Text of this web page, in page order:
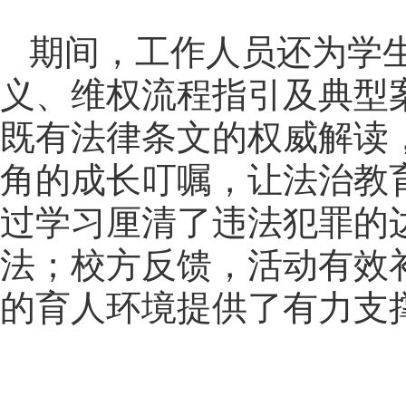
期间，工作人员还为学
义、维权流程指引及典
既有法律条文的权威解
角的成长叮嘱，让法治教
过学习厘清了违法犯罪的
法；校方反馈，活动有效
的育人环境提供了有力支